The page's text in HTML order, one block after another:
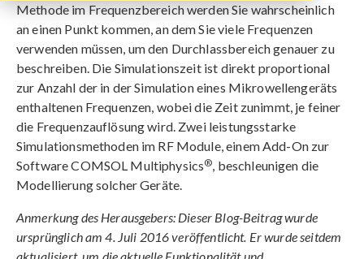
Methode im Frequenzbereich werden Sie wahrscheinlich
an einen Punkt kommen, an dem Sie viele Frequenzen
verwenden müssen, um den Durchlassbereich genauer zu
beschreiben. Die Simulationszeit ist direkt proportional
zur Anzahl der in der Simulation eines Mikrowellengeräts
enthaltenen Frequenzen, wobei die Zeit zunimmt, je feiner
die Frequenzauflösung wird. Zwei leistungsstarke
Simulationsmethoden im RF Module, einem Add-On zur
Software COMSOL Multiphysics® , beschleunigen die
Modellierung solcher Geräte.
Anmerkung des Herausgebers: Dieser Blog-Beitrag wurde
ursprünglich am 4. Juli 2016 veröffentlicht. Er wurde seitdem
aktualisiert, um die aktuelle Funktionalität und